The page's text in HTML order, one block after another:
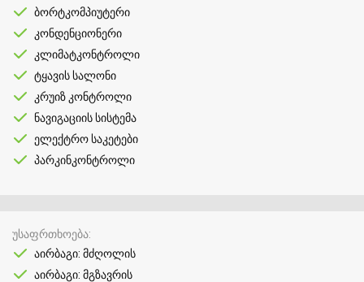
ბორტკომპიუტერი
კონდენციონერი
კლიმატკონტროლი
ტყავის სალონი
კრუიზ კონტროლი
ნავიგაციის სისტემა
ელექტრო საკეტები
პარკინკონტროლი
უსაფრთხოება
აირბაგი: მძღოლის
აირბაგი: მგზავრის